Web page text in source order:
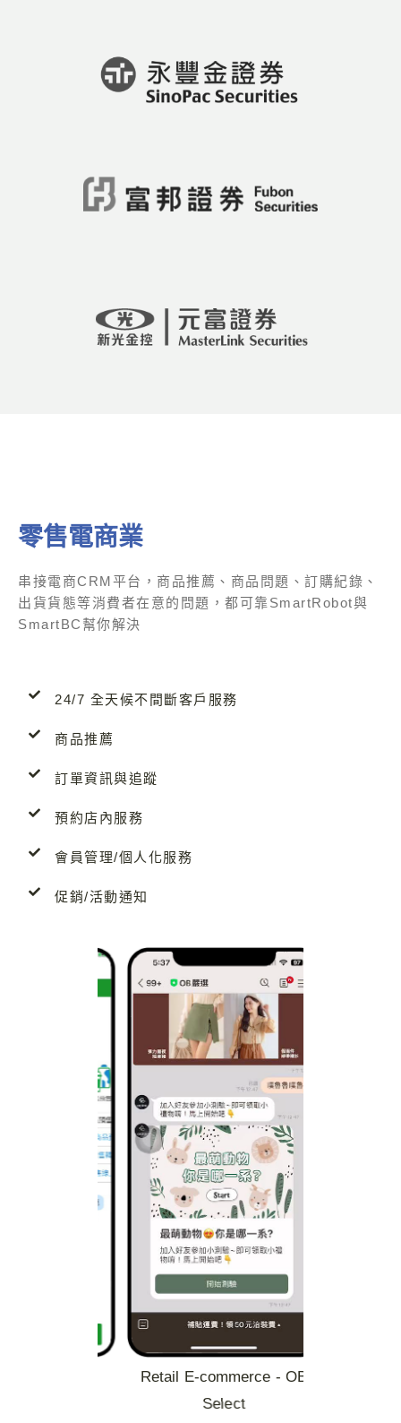
零售電商業
串接電商CRM平台，商品推薦、商品問題、訂購紀錄、
出貨貨態等消費者在意的問題，都可靠SmartRobot與
SmartBC幫你解決
24/7 全天候不間斷客戶服務
商品推薦
訂單資訊與追蹤
預約店內服務
會員管理/個人化服務
促銷/活動通知
Retail E-commerce - OB
Select